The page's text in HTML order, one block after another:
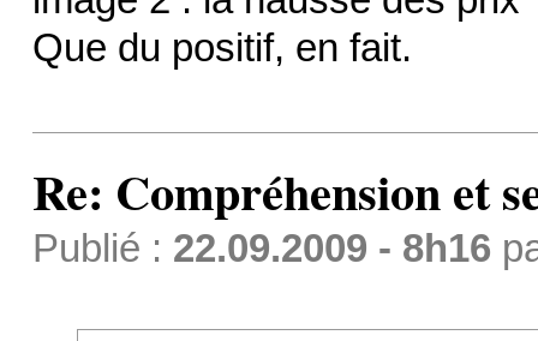
Que du positif, en fait.
Re: Compréhension et
Publié : 22.09.2009 - 8h16